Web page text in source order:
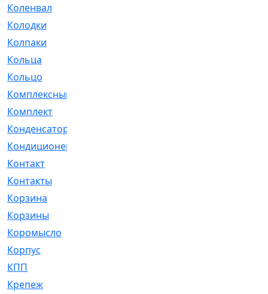
Коленвал
Колодки
Колпаки
Кольца
Кольцо
Комплексный
Комплект
Конденсатор
Кондиционер
Контакт
Контакты
Корзина
Корзины
Коромысло
Корпус
КПП
Крепеж